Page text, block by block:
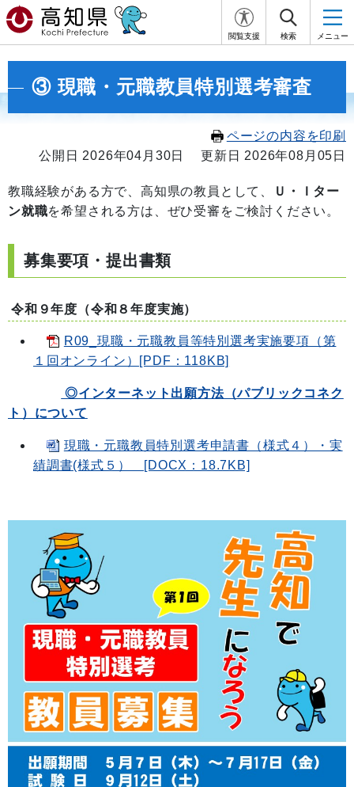
閲覧支援 検索 メニュー
③ 現職・元職教員特別選考審査
ページの内容を印刷
公開日 2026年04月30日
更新日 2026年08月05日
教職経験がある方で、高知県の教員として、
Ｕ・Ｉター
ン就職を希望される方は、ぜひ受審をご検討ください。
募集要項・提出書類
令和９年度（令和８年度実施）
R09_現職・元職教員等特別選考実施要項（第
１回オンライン）[PDF：118KB]
◎インターネット出願方法（パブリックコネク
ト）について
現職・元職教員特別選考申請書（様式４）・実
績調書(様式５） [DOCX：18.7KB]